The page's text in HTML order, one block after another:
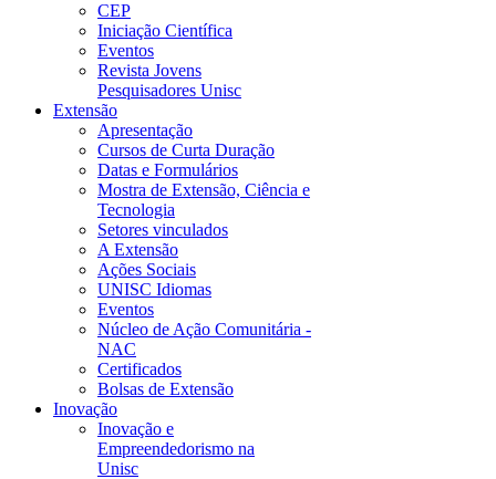
CEP
Iniciação Científica
Eventos
Revista Jovens
Pesquisadores Unisc
Extensão
Apresentação
Cursos de Curta Duração
Datas e Formulários
Mostra de Extensão, Ciência e
Tecnologia
Setores vinculados
A Extensão
Ações Sociais
UNISC Idiomas
Eventos
Núcleo de Ação Comunitária -
NAC
Certificados
Bolsas de Extensão
Inovação
Inovação e
Empreendedorismo na
Unisc